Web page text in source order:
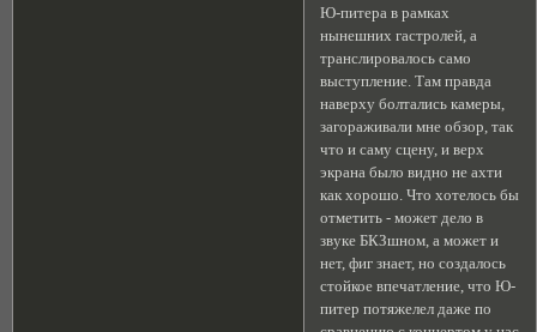
Ю-питера в рамках
нынешних гастролей, а
транслировалось само
выступление. Там правда
наверху болтались камеры,
загораживали мне обзор, так
что и саму сцену, и верх
экрана было видно не ахти
как хорошо. Что хотелось бы
отметить - может дело в
звуке БКЗшном, а может и
нет, фиг знает, но создалось
стойкое впечатление, что Ю-
питер потяжелел даже по